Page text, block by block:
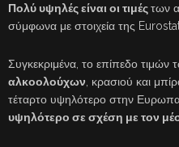
Πολύ υψηλές είναι οι τιμέςτων
σύμφωνα με στοιχεία της
Συγκεκριμένα, το επίπεδο τιμών
αλκοολούχων , κρασιού και
τέταρτο υψηλότερο στην
υψηλότερο σε σχέση με τον